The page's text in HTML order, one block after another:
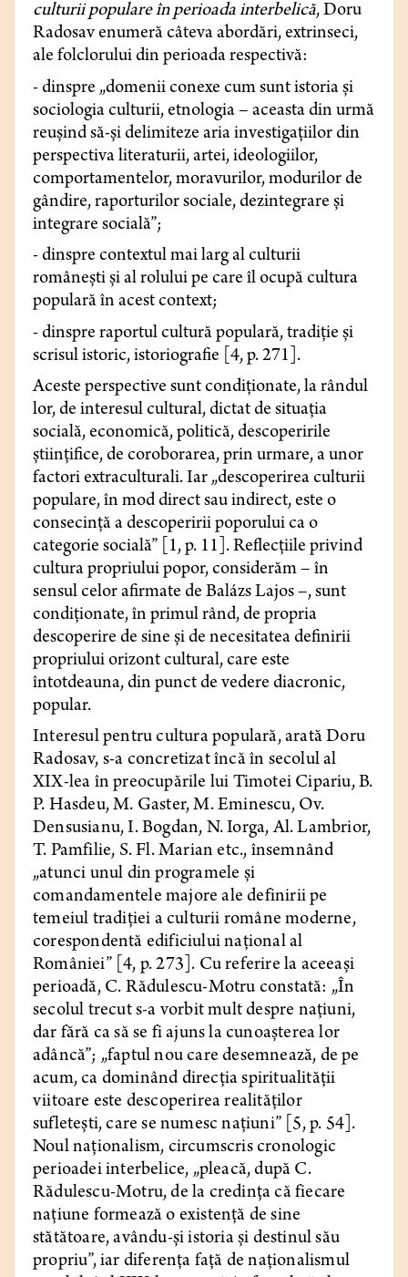
culturii populare în perioada interbelică, Doru
Radosav enumeră câteva abordări, extrinseci,
ale folclorului din perioada respectivă:
- dinspre „domenii conexe cum sunt istoria şi
sociologia culturii, etnologia – aceasta din urmă
reuşind să-şi delimiteze aria investigaţiilor din
perspectiva literaturii, artei, ideologiilor,
comportamentelor, moravurilor, modurilor de
gândire, raporturilor sociale, dezintegrare şi
integrare socială”;
- dinspre contextul mai larg al culturii
româneşti și al rolului pe care îl ocupă cultura
populară în acest context;
- dinspre raportul cultură populară, tradiţie şi
scrisul istoric, istoriografie [4, p. 271].
Aceste perspective sunt condiționate, la rândul
lor, de interesul cultural, dictat de situația
socială, economică, politică, descoperirile
științifice, de coroborarea, prin urmare, a unor
factori extraculturali. Iar „descoperirea culturii
populare, în mod direct sau indirect, este o
consecință a descoperirii poporului ca o
categorie socială” [1, p. 11]. Reflecțiile privind
cultura propriului popor, considerăm – în
sensul celor afirmate de Balázs Lajos –, sunt
condiționate, în primul rând, de propria
descoperire de sine și de necesitatea definirii
propriului orizont cultural, care este
întotdeauna, din punct de vedere diacronic,
popular.
Interesul pentru cultura populară, arată Doru
Radosav, s-a concretizat încă în secolul al
XIX-lea în preocupările lui Timotei Cipariu, B.
P. Hasdeu, M. Gaster, M. Eminescu, Ov.
Densusianu, I. Bogdan, N. Iorga, Al. Lambrior,
T. Pamfilie, S. Fl. Marian etc., însemnând
„atunci unul din programele şi
comandamentele majore ale definirii pe
temeiul tradiţiei a culturii române moderne,
corespondentă edificiului național al
României” [4, p. 273]. Cu referire la aceeași
perioadă, C. Rădulescu-Motru constată: „În
secolul trecut s-a vorbit mult despre națiuni,
dar fără ca să se fi ajuns la cunoașterea lor
adâncă”; „faptul nou care desemnează, de pe
acum, ca dominând direcția spiritualității
viitoare este descoperirea realităților
sufletești, care se numesc națiuni” [5, p. 54].
Noul naționalism, circumscris cronologic
perioadei interbelice, „pleacă, după C.
Rădulescu-Motru, de la credința că fiecare
națiune formează o existență de sine
stătătoare, avându-și istoria și destinul său
propriu”, iar diferența față de naționalismul